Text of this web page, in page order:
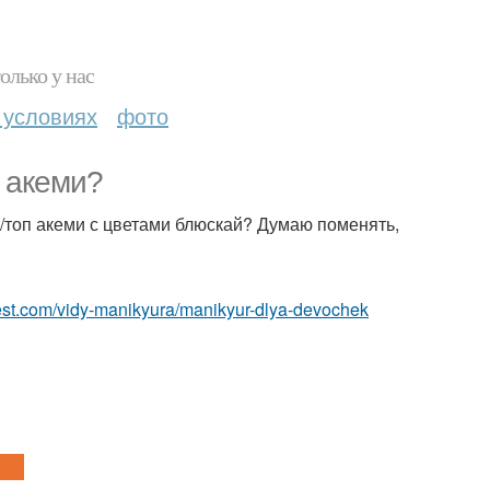
у нас
фото
акеми с цветами блюскай? Думаю поменять,
vidy-manikyura/manikyur-dlya-devochek